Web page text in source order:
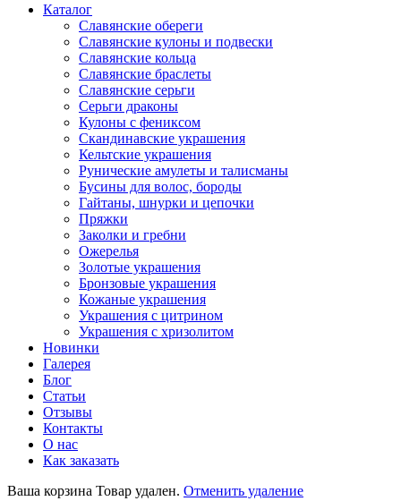
Каталог
Славянские обереги
Славянские кулоны и подвески
Славянские кольца
Славянские браслеты
Славянские серьги
Серьги драконы
Кулоны с фениксом
Скандинавские украшения
Кельтские украшения
Рунические амулеты и талисманы
Бусины для волос, бороды
Гайтаны, шнурки и цепочки
Пряжки
Заколки и гребни
Ожерелья
Золотые украшения
Бронзовые украшения
Кожаные украшения
Украшения с цитрином
Украшения с хризолитом
Новинки
Галерея
Блог
Статьи
Отзывы
Контакты
О нас
Как заказать
Ваша корзина Товар удален. Отменить удаление